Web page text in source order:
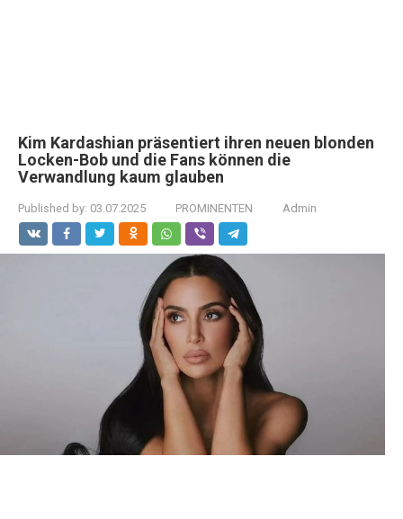
Kim Kardashian präsentiert ihren neuen blonden
Locken-Bob und die Fans können die
Verwandlung kaum glauben
Published by: 03.07.2025 PROMINENTEN Admin